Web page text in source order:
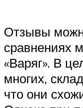
Отзывы
сравнениях
«Варяг». В
многих,
что они